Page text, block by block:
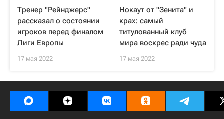
Тренер "Рейнджерс"
рассказал о состоянии
игроков перед финалом
Лиги Европы
17 мая 2022
Нокаут от "Зенита" и
крах: самый
титулованный клуб
мира воскрес ради чуда
17 мая 2022